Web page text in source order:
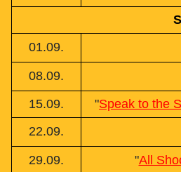
01.09.
08.09.
15.09.
"Speak to the
22.09.
29.09. "All